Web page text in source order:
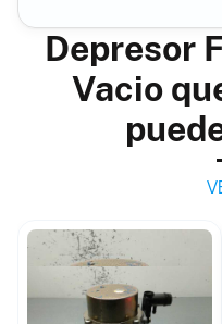
Depresor
Vacio